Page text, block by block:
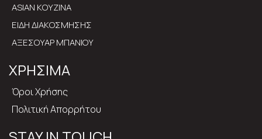
ASIAN ΚΟΥΖΙΝΑ
ΕΙΔΗ ΔΙΑΚΟΣΜΗΣΗΣ
ΑΞΕΣΟΥΑΡ ΜΠΑΝΙΟΥ
ΧΡΗΣΙΜΑ
Όροι Χρήσης
Πολιτική Απορρήτου